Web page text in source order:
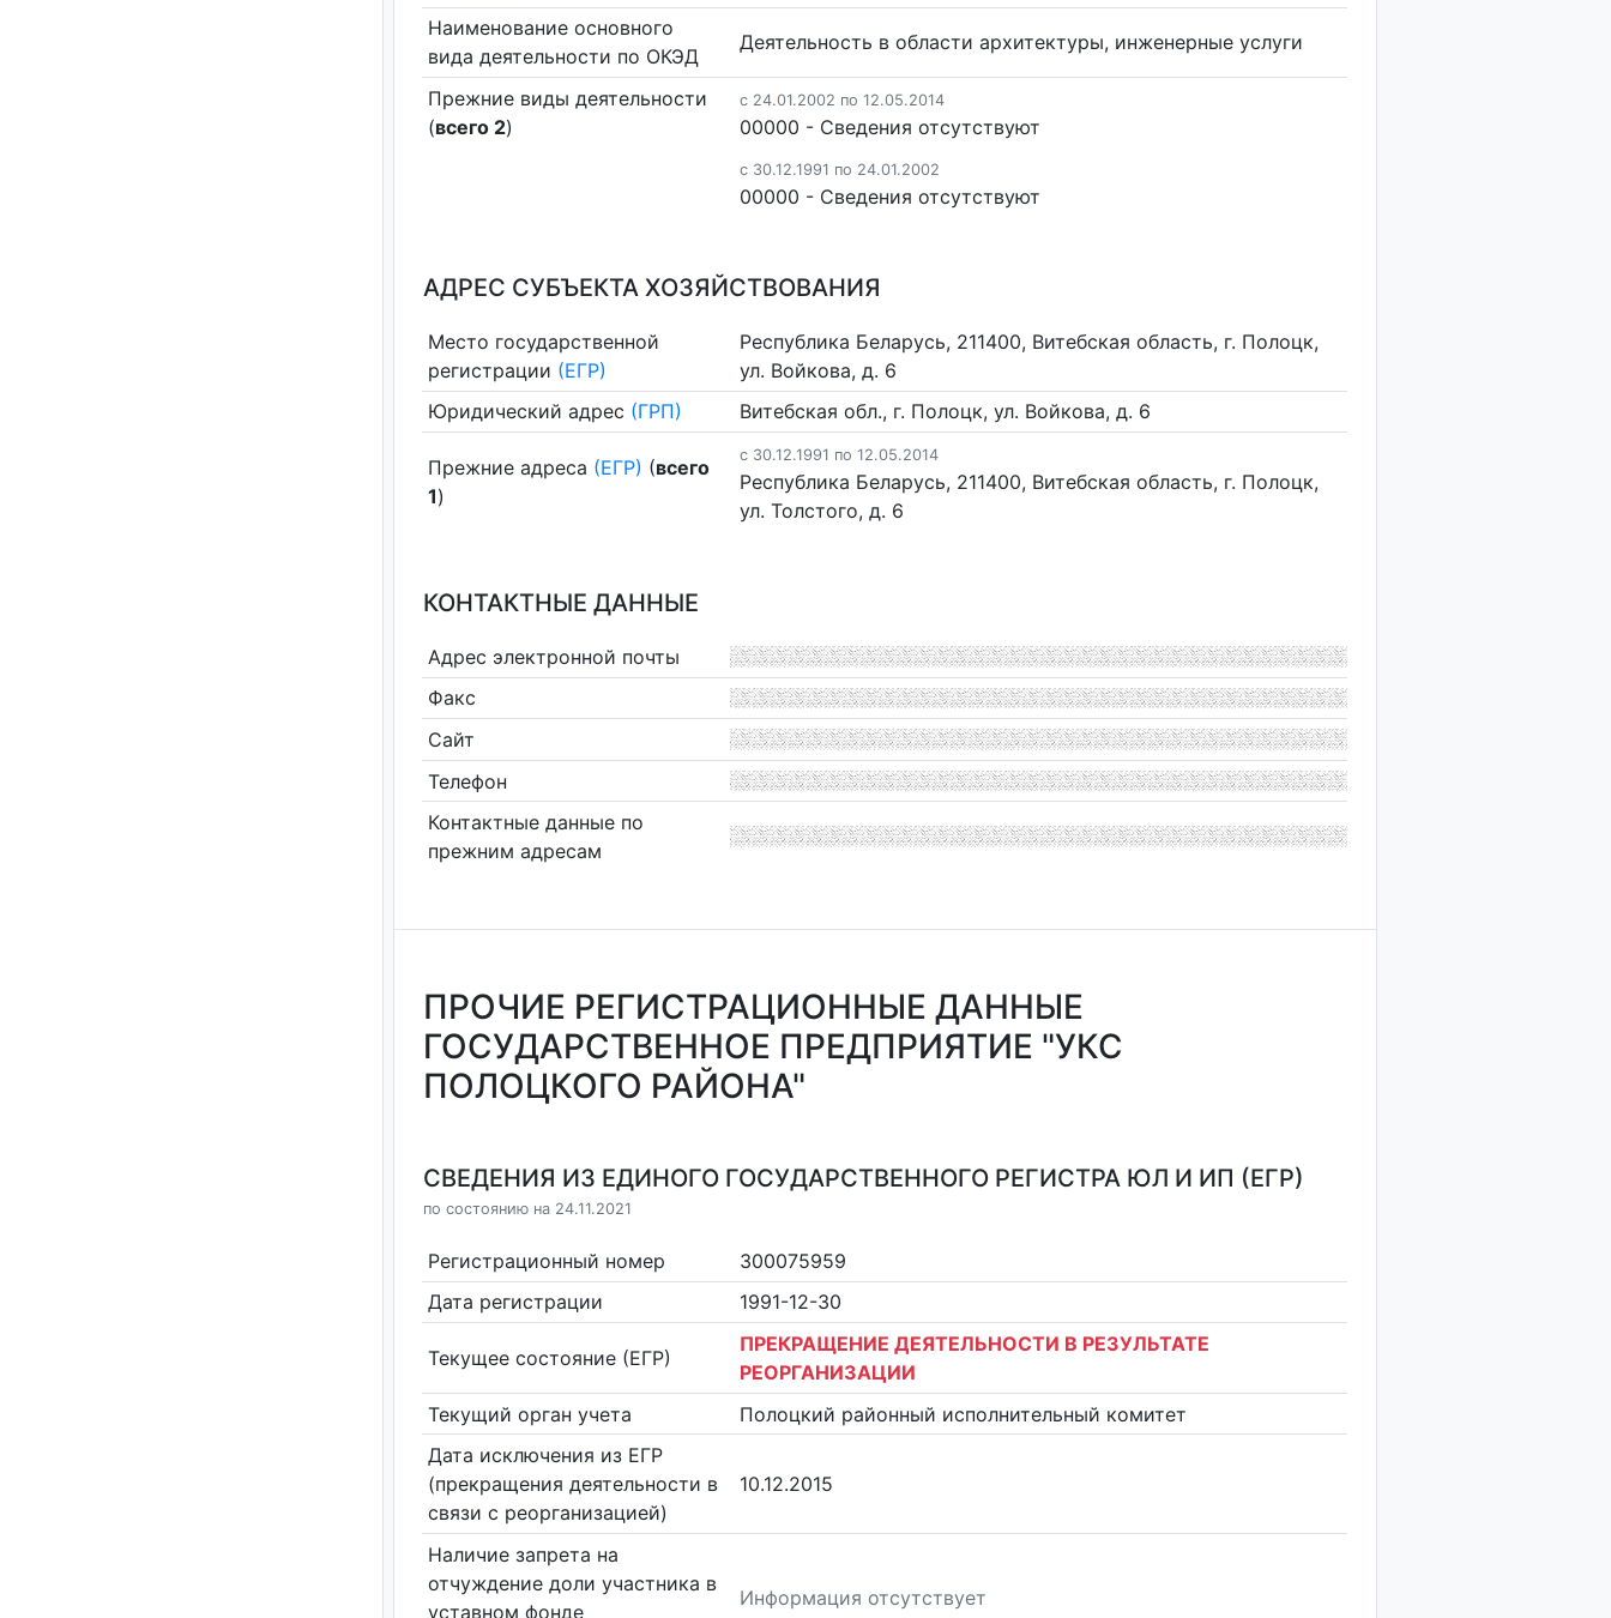
Наименование основного
вида деятельности по ОКЭД
Деятельность в области архитектуры, инженерные услуги
Прежние виды деятельности
(всего 2)
c 24.01.2002 по 12.05.2014
00000 - Cведения отсутствуют
c 30.12.1991 по 24.01.2002
00000 - Cведения отсутствуют
АДРЕС СУБЪЕКТА ХОЗЯЙСТВОВАНИЯ
Место государственной
регистрации (ЕГР)
Республика Беларусь, 211400, Витебская область, г. Полоцк,
ул. Войкова, д. 6
Юридический адрес (ГРП) Витебская обл., г. Полоцк, ул. Войкова, д. 6
Прежние адреса (ЕГР) (всего
1)
c 30.12.1991 по 12.05.2014
Республика Беларусь, 211400, Витебская область, г. Полоцк,
ул. Толстого, д. 6
КОНТАКТНЫЕ ДАННЫЕ
Адрес электронной почты
Факс
Сайт
Телефон
Контактные данные по
прежним адресам
ПРОЧИЕ РЕГИСТРАЦИОННЫЕ ДАННЫЕ
ГОСУДАРСТВЕННОЕ ПРЕДПРИЯТИЕ "УКС
ПОЛОЦКОГО РАЙОНА"
СВЕДЕНИЯ ИЗ ЕДИНОГО ГОСУДАРСТВЕННОГО РЕГИСТРА ЮЛ И ИП (ЕГР)
по состоянию на 24.11.2021
Регистрационный номер
300075959
Дата регистрации
1991-12-30
Текущее состояние (ЕГР)
ПРЕКРАЩЕНИЕ ДЕЯТЕЛЬНОСТИ В РЕЗУЛЬТАТЕ
РЕОРГАНИЗАЦИИ
Текущий орган учета
Полоцкий районный исполнительный комитет
Дата исключения из ЕГР
(прекращения деятельности в
связи с реорганизацией)
10.12.2015
Наличие запрета на
отчуждение доли участника в
уставном фонде
Информация отсутствует